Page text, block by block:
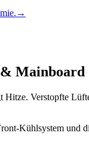
→
Mainboard
Verstopfte
Kühlsystem und